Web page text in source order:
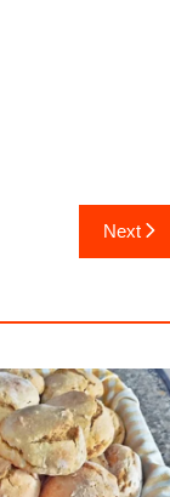
Next